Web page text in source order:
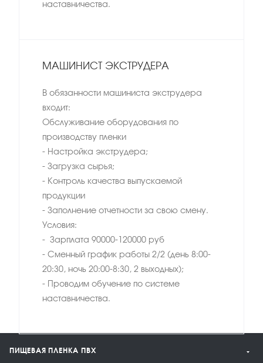
наставничества.
МАШИНИСТ ЭКСТРУДЕРА
В обязанности машиниста экструдера
входит:
Обслуживание оборудования по
производству пленки
- Настройка экструдера;
- Загрузка сырья;
- Контроль качества выпускаемой
продукции
- Заполнение отчетности за свою смену.
Условия:
- Зарплата 90000-120000 руб
- Сменный график работы 2/2 (день 8:00-
20:30, ночь 20:00-8:30, 2 выходных);
- Проводим обучение по системе
наставничества.
ПИЩЕВАЯ ПЛЕНКА ПВХ